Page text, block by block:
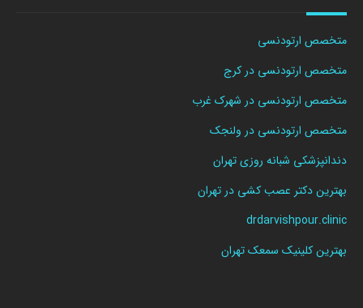
متخصص ارتودنسی
متخصص ارتودنسی در کرج
متخصص ارتودنسی در شهرک غرب
متخصص ارتودنسی در ولنجک
دندانپزشکی شبانه روزی تهران
بهترین دکتر عصب کشی در تهران
drdarvishpour.clinic
بهترین کلینیک سمعک تهران